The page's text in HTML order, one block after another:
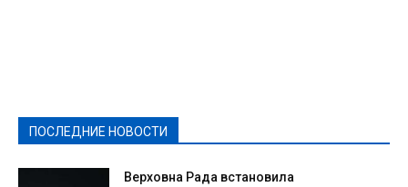
ПОСЛЕДНИЕ НОВОСТИ
Верховна Рада встановила